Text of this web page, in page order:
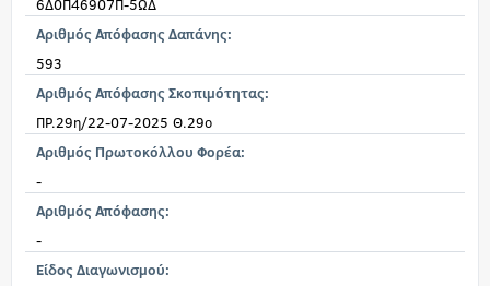
6Δ0Π46907Π-5ΩΔ
Αριθμός Απόφασης Δαπάνης:
593
Αριθμός Απόφασης Σκοπιμότητας:
ΠΡ.29η/22-07-2025 Θ.29ο
Αριθμός Πρωτοκόλλου Φορέα:
-
Αριθμός Απόφασης:
-
Είδος Διαγωνισμού: